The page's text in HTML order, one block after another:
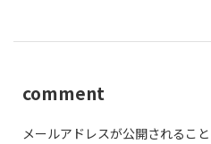
comment
メールアドレスが公開されること